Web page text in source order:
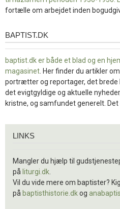
fortælle om arbejdet inden
baptist.dk
BAPTIST.DK
baptist.dk er både et blad og en
magasinet . Her finder du artikler
portrætter og reportager, det brede
det evigtgyldige og aktuelle
kristne, og samfundet generelt. Det
LINKS
Mangler du hjælp til
på liturgi.dk
Vil du vide mere om baptister?
på baptisthistorie.dkog